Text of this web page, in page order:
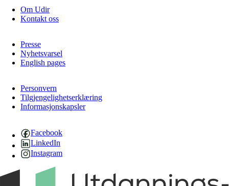
Om Udir
Kontakt oss
Presse
Nyhetsvarsel
English pages
Personvern
Tilgjengelighetserklæring
Informasjonskapsler
Facebook
LinkedIn
Instagram